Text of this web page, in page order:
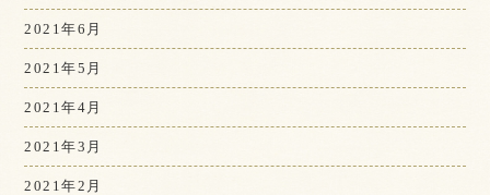
2021年6月
2021年5月
2021年4月
2021年3月
2021年2月